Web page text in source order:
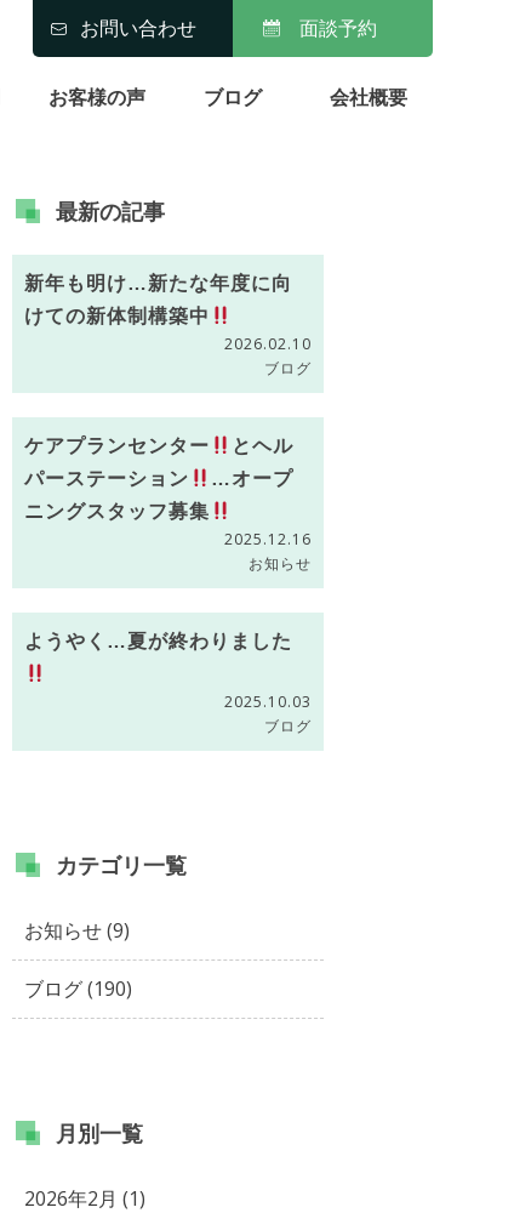
お問い合わせ 面談予約
お客様の声 ブログ 会社概要
最新の記事
新年も明け…新たな年度に向
けての新体制構築中
2026.02.10
ブログ
ケアプランセンター
とヘル
パーステーション
…オープ
ニングスタッフ募集
2025.12.16
お知らせ
ようやく…夏が終わりました
2025.10.03
ブログ
カテゴリ 一覧
お知らせ (9)
ブログ (190)
月別 一覧
2026年2月 (1)